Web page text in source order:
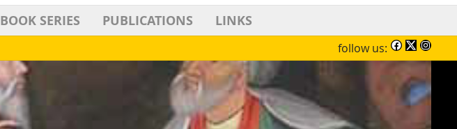
BOOK SERIES PUBLICATIONS LINKS
follow us: